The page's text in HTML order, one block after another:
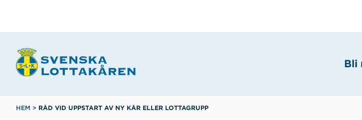
huvudinnehåll
Bli
Länkstig
HEM > RÅD VID UPPSTART AV NY KÅR ELLER LOTTAGRUPP